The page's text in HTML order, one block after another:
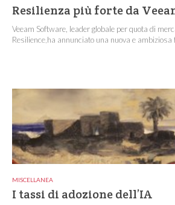
Resilienza più forte da
Veeam Software, leader globale per quota di
Resilience,ha annunciato una nuova e ambiziosa
MISCELLANEA
I tassi di adozione dell’IA